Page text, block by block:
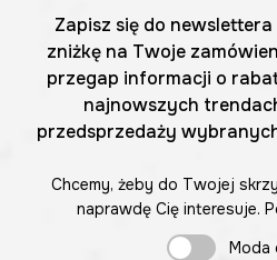
Zapisz się do
zniżkę na Twoje
przegap informacji o
najnowszych
przedsprzedaży
Chcemy, żeby do Twojej
naprawdę Cię interesuje.
Moda